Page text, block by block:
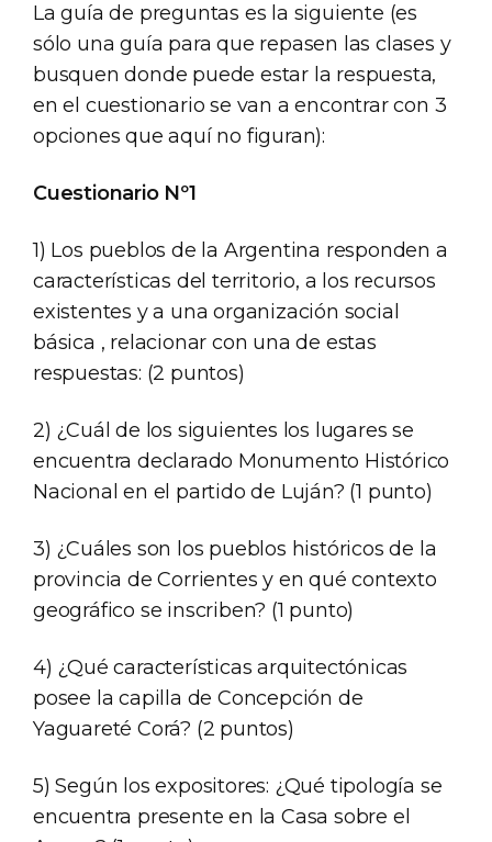
La guía de preguntas es la siguiente (es
sólo una guía para que repasen las clases y
busquen donde puede estar la respuesta,
en el cuestionario se van a encontrar con 3
opciones que aquí no figuran):
Cuestionario Nº1
1) Los pueblos de la Argentina responden a
características del territorio, a los recursos
existentes y a una organización social
básica , relacionar con una de estas
respuestas: (2 puntos)
2) ¿Cuál de los siguientes los lugares se
encuentra declarado Monumento Histórico
Nacional en el partido de Luján? (1 punto)
3) ¿Cuáles son los pueblos históricos de la
provincia de Corrientes y en qué contexto
geográfico se inscriben? (1 punto)
4) ¿Qué características arquitectónicas
posee la capilla de Concepción de
Yaguareté Corá? (2 puntos)
5) Según los expositores: ¿Qué tipología se
encuentra presente en la Casa sobre el